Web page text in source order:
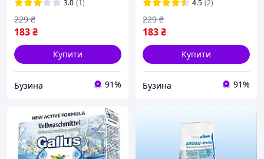
3.0 (1)
183₴
229 ₴
Купити
Бузина 91%
4.5 (2)
183₴
229 ₴
Купити
Бузина 91%